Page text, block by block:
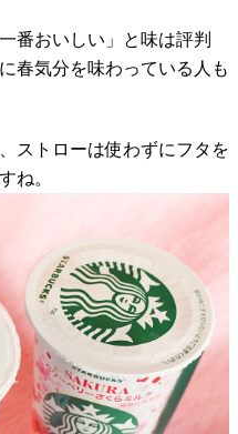
番おいしい」と味は評判
春気分を味わっている人も
ストローは使わずにフタを
ね。